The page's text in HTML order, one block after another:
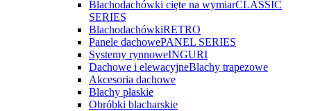
Blachodachówki cięte na wymiarCLASSIC
SERIES
BlachodachówkiRETRO
Panele dachowePANEL SERIES
Systemy rynnoweINGURI
Dachowe i elewacyjneBlachy trapezowe
Akcesoria dachowe
Blachy płaskie
Obróbki blacharskie